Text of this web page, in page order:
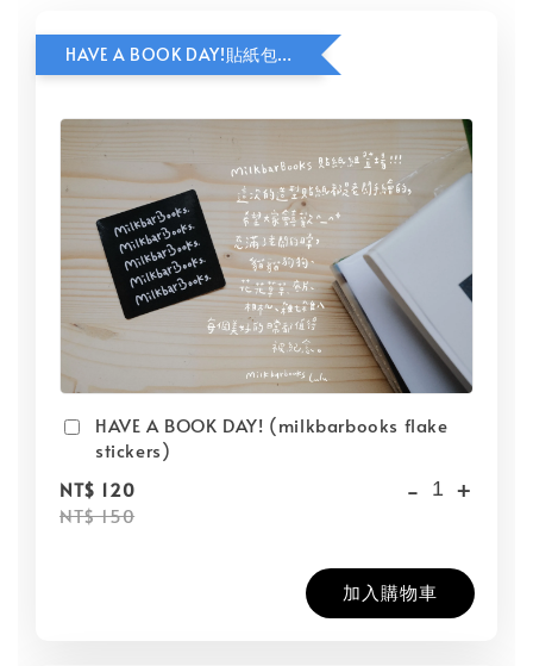
HAVE A BOOK DAY!貼紙包加價購
HAVE A BOOK DAY! (milkbarbooks flake
stickers)
NT$ 120
NT$ 150
- +
加入購物車